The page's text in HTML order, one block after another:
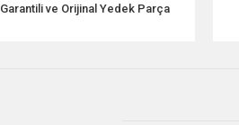
Garantili ve Orijinal Yedek Parça